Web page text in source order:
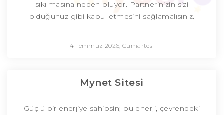
sıkılmasına neden oluyor. Partnerinizin sizi
olduğunuz gibi kabul etmesini sağlamalısınız.
4 Temmuz 2026, Cumartesi
Mynet Sitesi
Güçlü bir enerjiye sahipsin; bu enerji, çevrendeki